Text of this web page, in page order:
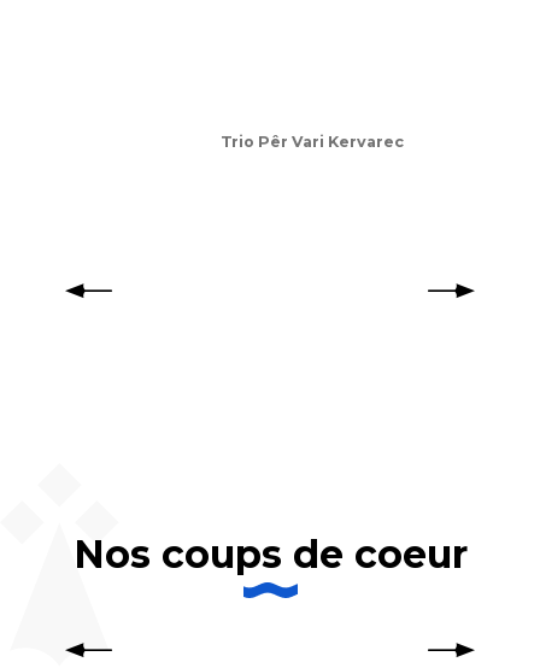
Trio Pêr Vari Kervarec
Nos coups de coeur